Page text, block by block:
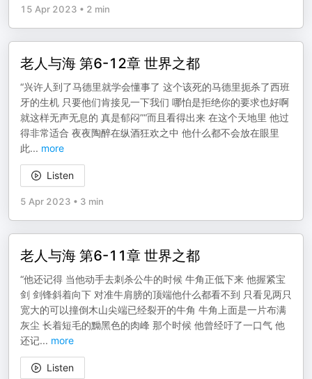
15 Apr 2023 • 2 min
老人与海 第6-12章 世界之都
“兴许人到了马德里就学会懂事了 这个该死的马德里扼杀了西班
牙的生机 只要他们肯接见一下我们 哪怕是拒绝你的要求也好啊
就这样无声无息的 真是郁闷”“而且看得出来 在这个天地里 他过
得非常适合 夜夜陶醉在纵酒狂欢之中 他什么都不会放在眼里
此... more
Listen
5 Apr 2023 • 3 min
老人与海 第6-11章 世界之都
“他还记得 当他动手去刺杀公牛的时候 牛角正低下来 他握紧宝
剑 剑锋斜着向下 对准牛肩膀的顶端他什么都看不到 只看见两只
宽大的可以撞倒木山尖端已经裂开的牛角 牛角上面是一片布满
灰尘 长着短毛的黝黑色的肉峰 那个时候 他曾经吁了一口气 他
还记... more
Listen